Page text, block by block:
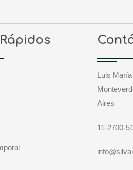
Luis
Aires
11-2700-